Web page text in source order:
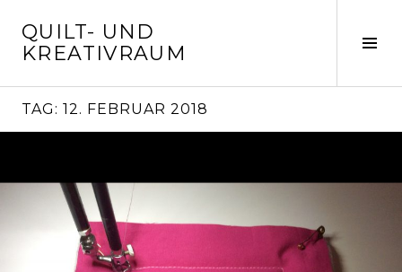
zum
Inhalt
QUILT- UND
KREATIVRAUM
TAG: 12. FEBRUAR 2018